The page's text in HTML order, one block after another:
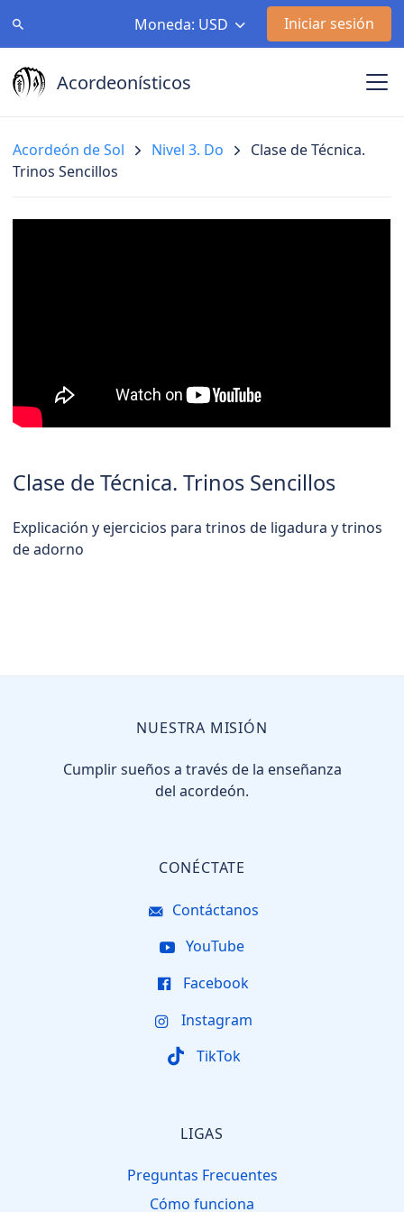
Moneda: USD Iniciar sesión
Acordeonísticos
Acordeón de Sol Nivel 3. Do
Clase de Técnica.
Trinos Sencillos
Clase de Técnica. Trinos Sencillos
Explicación y ejercicios para trinos de ligadura y trinos
de adorno
NUESTRA MISIÓN
Cumplir sueños a través de la enseñanza
del acordeón.
CONÉCTATE
Contáctanos
YouTube
Facebook
Instagram
TikTok
LIGAS
Preguntas Frecuentes
Cómo funciona